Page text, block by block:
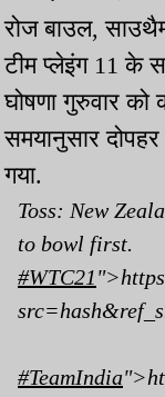
रोज बाउल,
टीम प्लेइंग 11 के
घोषणा गुरुवार को
समयानुसार
गया.
Toss: New
to bowl first.
#WTC21
#TeamIndia